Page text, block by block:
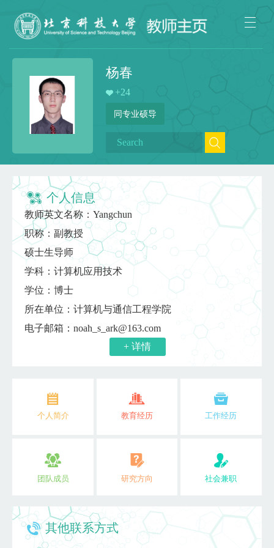
杨春
+24
同专业硕导
个人信息
教师英文名称：Yangchun
职称：副教授
硕士生导师
学科：计算机应用技术
学位：博士
所在单位：计算机与通信工程学院
电子邮箱： noah_s_ark@163.com
+ 详情
个人简介 教育经历 工作经历
团队成员 研究方向 社会兼职
其他联系方式